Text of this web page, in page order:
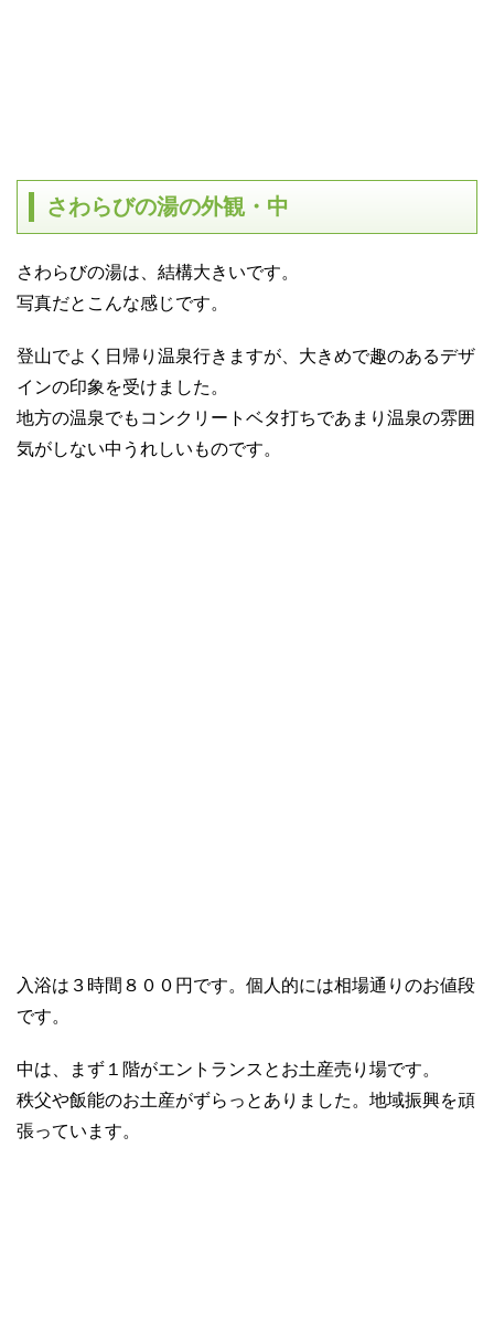
さわらびの湯の外観・中
さわらびの湯は、結構大きいです。
写真だとこんな感じです。
登山でよく日帰り温泉行きますが、大きめで趣のあるデザ
インの印象を受けました。
地方の温泉でもコンクリートベタ打ちであまり温泉の雰囲
気がしない中うれしいものです。
入浴は３時間８００円です。個人的には相場通りのお値段
です。
中は、まず１階がエントランスとお土産売り場です。
秩父や飯能のお土産がずらっとありました。地域振興を頑
張っています。